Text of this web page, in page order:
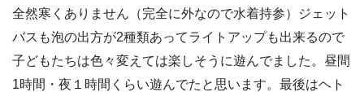
全然寒くありません（完全に外なので水着持参）ジェット
バスも泡の出方が2種類あってライトアップも出来るので
子どもたちは色々変えては楽しそうに遊んでました。昼間
1時間・夜１時間くらい遊んでたと思います。最後はヘト